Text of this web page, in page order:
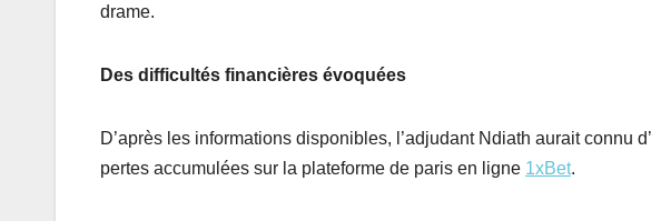
drame.
Des difficultés financières évoquées
D’après les informations disponibles, l’adjudant Ndiath aurait connu
pertes accumulées sur la plateforme de paris en ligne 1xBet.